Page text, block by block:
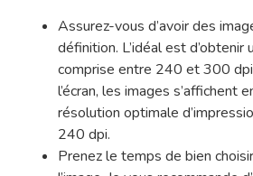
Assurez-vous d’avoir des
définition. L’idéal est d’obtenir
comprise entre 240 et 300 dpi
l’écran, les images s’affichent
résolution optimale
240 dpi.
Prenez le temps de bien